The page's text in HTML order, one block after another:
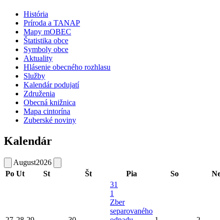
História
Príroda a TANAP
Mapy mOBEC
Štatistika obce
Symboly obce
Aktuality
Hlásenie obecného rozhlasu
Služby
Kalendár podujatí
Združenia
Obecná knižnica
Mapa cintorína
Zuberské noviny
Kalendár
August2026
Po Ut St Št Pia So
31
1
Zber
separovaného